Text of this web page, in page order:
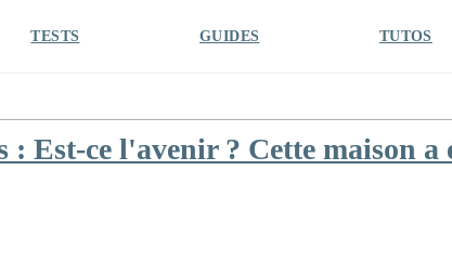
TESTS GUIDES TUTOS
: Est-ce l'avenir ? Cette maison a